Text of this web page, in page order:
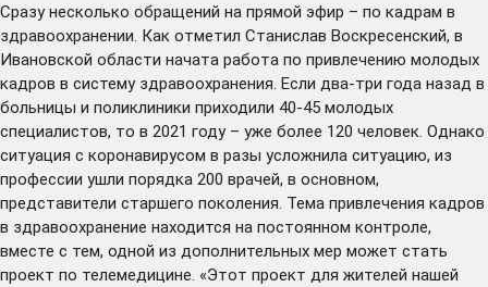
Сразу несколько обращений на прямой эфир – по кадрам в
здравоохранении. Как отметил Станислав Воскресенский, в
Ивановской области начата работа по привлечению молодых
кадров в систему здравоохранения. Если два-три года назад в
больницы и поликлиники приходили 40-45 молодых
специалистов, то в 2021 году – уже более 120 человек. Однако
ситуация с коронавирусом в разы усложнила ситуацию, из
профессии ушли порядка 200 врачей, в основном,
представители старшего поколения. Тема привлечения кадров
в здравоохранение находится на постоянном контроле,
вместе с тем, одной из дополнительных мер может стать
проект по телемедицине. «Этот проект для жителей нашей